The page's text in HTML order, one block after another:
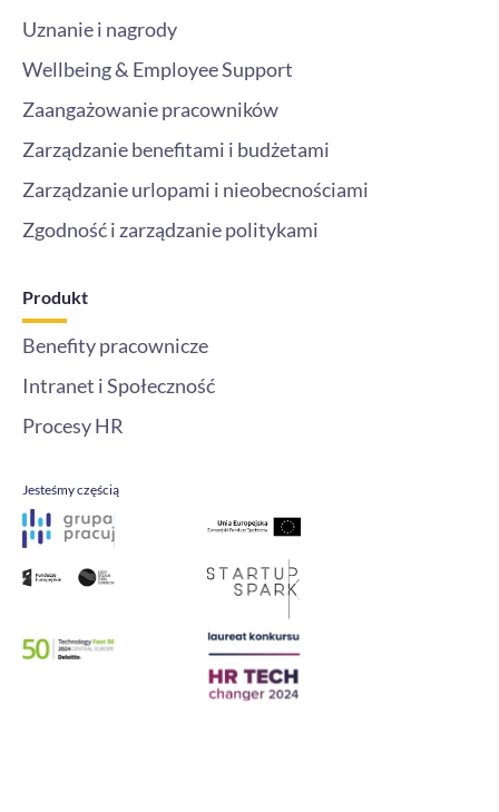
Uznanie i nagrody
Wellbeing & Employee Support
Zaangażowanie pracowników
Zarządzanie benefitami i budżetami
Zarządzanie urlopami i nieobecnościami
Zgodność i zarządzanie politykami
Produkt
Benefity pracownicze
Intranet i Społeczność
Procesy HR
Jesteśmy częścią